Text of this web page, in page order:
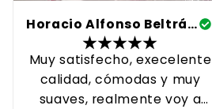
Horacio Alfonso Beltrán Cuz
Muy satisfecho, execelente
calidad, cómodas y muy
suaves, realmente voy a